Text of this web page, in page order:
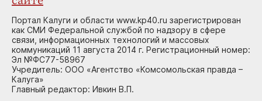
Портал Калуги и области www.kp40.ru зарегистрирован
как СМИ Федеральной службой по надзору в сфере
связи, информационных технологий и массовых
коммуникаций 11 августа 2014 г. Регистрационный номер:
Эл №ФС77-58967
Учредитель: ООО «Агентство «Комсомольская правда –
Калуга»
Главный редактор: Ивкин В.П.